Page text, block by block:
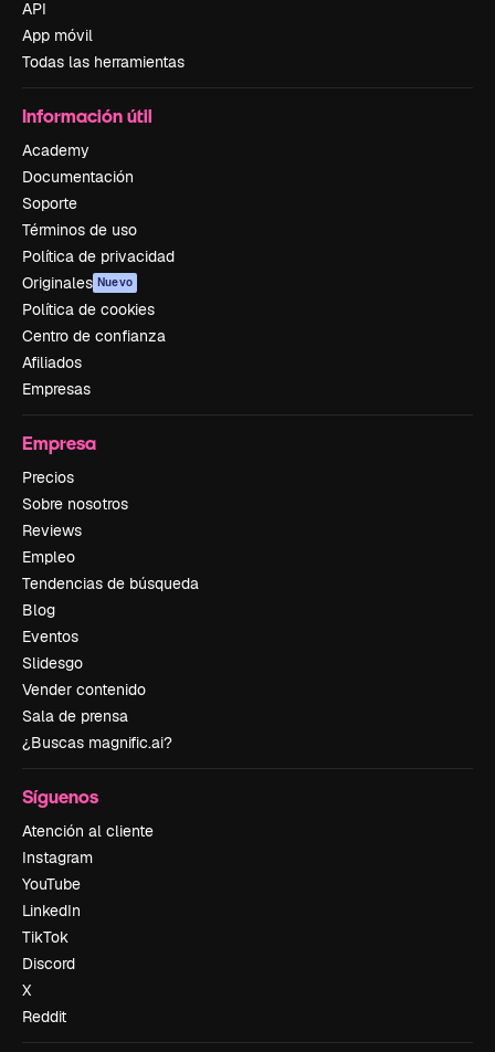
API
App móvil
Todas las herramientas
Información útil
Academy
Documentación
Soporte
Términos de uso
Política de privacidad
Originales Nuevo
Política de cookies
Centro de confianza
Afiliados
Empresas
Empresa
Precios
Sobre nosotros
Reviews
Empleo
Tendencias de búsqueda
Blog
Eventos
Slidesgo
Vender contenido
Sala de prensa
¿Buscas magnific.ai?
Síguenos
Atención al cliente
Instagram
YouTube
LinkedIn
TikTok
Discord
X
Reddit